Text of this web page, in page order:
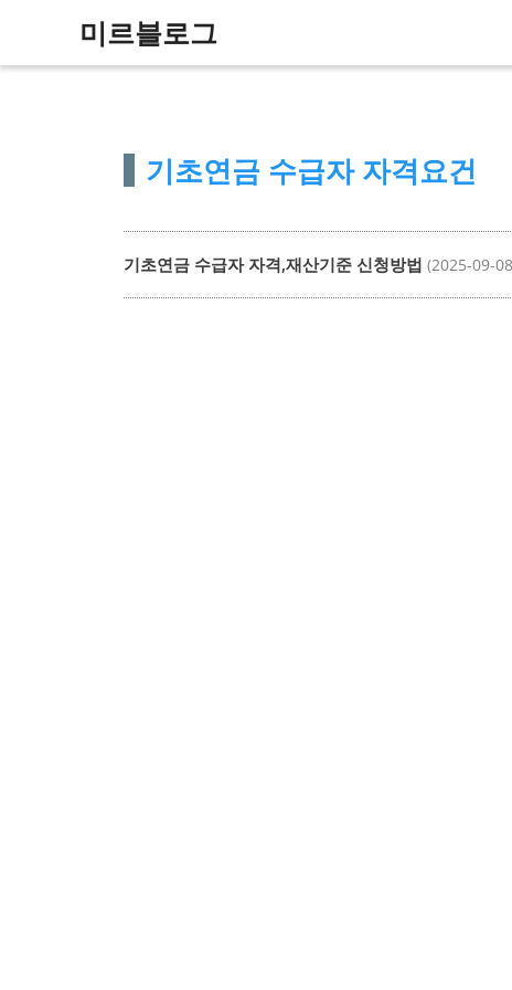
미르블로그
기초연금 수급자 자격요건
기초연금 수급자 자격,재산기준 신청방법 (2025-09-